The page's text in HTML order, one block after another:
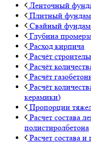
Ленточный
Плитный
Свайный
Глубина
Расход кирпича
Расчёт
Расчёт
Расчёт
Расчёт
керамики)
Пропорции
Расчет состава
полистиролбетона
Расчет состава